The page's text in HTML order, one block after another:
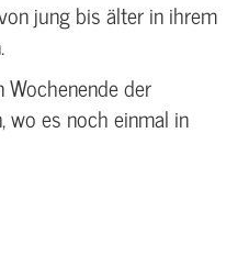
jung bis älter in ihrem
der
wo es noch einmal in